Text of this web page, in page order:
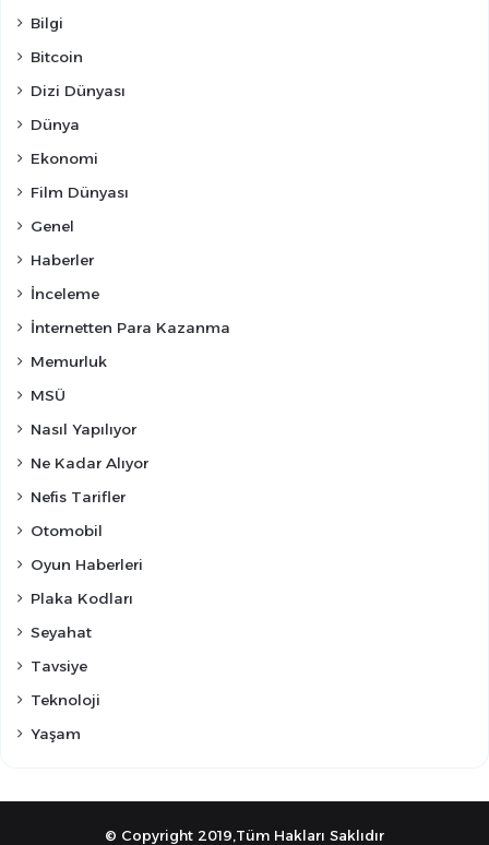
Bilgi
Bitcoin
Dizi Dünyası
Dünya
Ekonomi
Film Dünyası
Genel
Haberler
İnceleme
İnternetten Para Kazanma
Memurluk
MSÜ
Nasıl Yapılıyor
Ne Kadar Alıyor
Nefis Tarifler
Otomobil
Oyun Haberleri
Plaka Kodları
Seyahat
Tavsiye
Teknoloji
Yaşam
© Copyright 2019,Tüm Hakları Saklıdır